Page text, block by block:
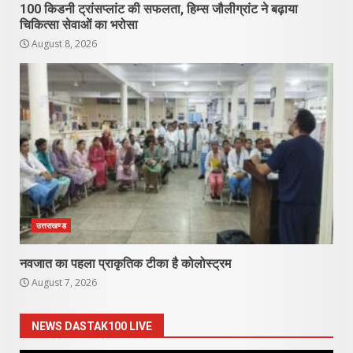
100 किडनी ट्रांसप्लांट की सफलता, हिम्स जौलीग्रांट ने बढ़ाया
चिकित्सा सेवाओं का भरोसा
August 8, 2026
उत्तराखण्ड
नवजात का पहला प्राकृतिक टीका है कोलोस्ट्रम
August 7, 2026
NEWS DASTAK100 LIVE